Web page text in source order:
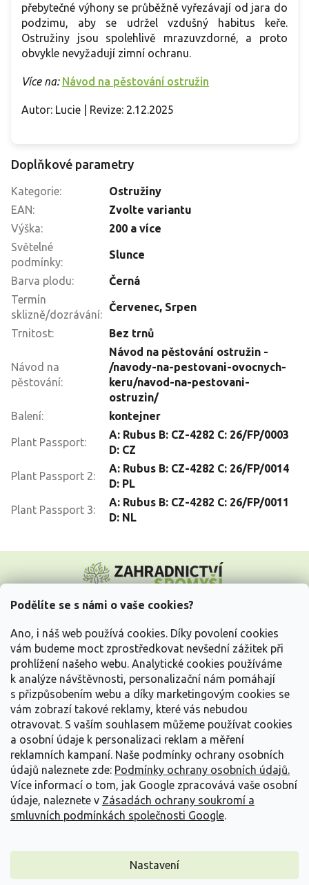
Podělíte se s námi o vaše cookies?
Ano, i náš web používá cookies. Díky povolení cookies
vám budeme moct zprostředkovat nevšední zážitek při
prohlížení našeho webu. Analytické cookies používáme
k analýze návštěvnosti, personalizační nám pomáhají
s přizpůsobením webu a díky marketingovým cookies se
vám zobrazí takové reklamy, které vás nebudou
otravovat. S vaším souhlasem můžeme používat cookies
a osobní údaje k personalizaci reklam a měření
reklamních kampaní. Naše podmínky ochrany osobních
údajů naleznete zde: Podmínky ochrany osobních údajů.
Více informací o tom, jak Google zpracovává vaše osobní
údaje, naleznete v Zásadách ochrany soukromí a
smluvních podmínkách společnosti Google.
Nastavení
přebytečné výhony se průběžně vyřezávají od jara do
podzimu, aby se udržel vzdušný habitus keře.
Ostružiny jsou spolehlivě mrazuvzdorné, a proto
obvykle nevyžadují zimní ochranu.
Více na: Návod na pěstování ostružin
Autor: Lucie | Revize: 2.12.2025
Doplňkové parametry
Kategorie:
Ostružiny
EAN:
Zvolte variantu
Výška:
200 a více
Světelné
podmínky:
Slunce
Barva plodu:
Černá
Termín
sklizně/dozrávání:
Červenec, Srpen
Trnitost: Bez trnů
Návod na
pěstování:
Návod na pěstování ostružin -
/navody-na-pestovani-ovocnych-
keru/navod-na-pestovani-
ostruzin/
Balení: kontejner
Plant Passport:
A: Rubus B: CZ-4282 C: 26/FP/0003
D: CZ
Plant Passport 2:
A: Rubus B: CZ-4282 C: 26/FP/0014
D: PL
Plant Passport 3:
A: Rubus B: CZ-4282 C: 26/FP/0011
D: NL
p
Vše o nákupu
Informace pro Vás
Kontakujte nás
Vytvořil Shoptet